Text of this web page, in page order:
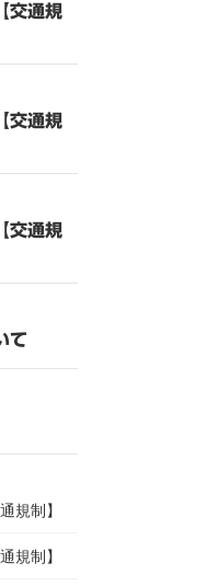
交通規
交通規
交通規
て
規制】
規制】